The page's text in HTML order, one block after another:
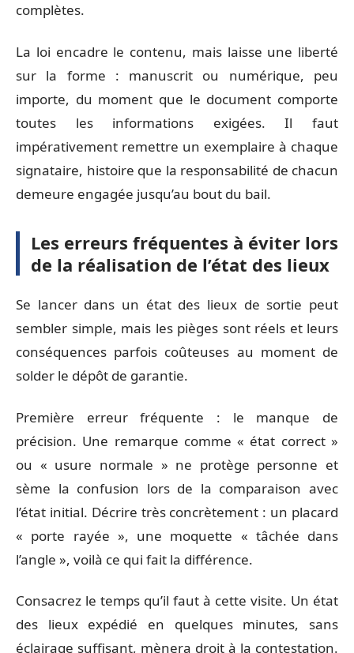
complètes.
La loi encadre le contenu, mais laisse une liberté
sur la forme : manuscrit ou numérique, peu
importe, du moment que le document comporte
toutes les informations exigées. Il faut
impérativement remettre un exemplaire à chaque
signataire, histoire que la responsabilité de chacun
demeure engagée jusqu’au bout du bail.
Les erreurs fréquentes à éviter lors
de la réalisation de l’état des lieux
Se lancer dans un état des lieux de sortie peut
sembler simple, mais les pièges sont réels et leurs
conséquences parfois coûteuses au moment de
solder le dépôt de garantie.
Première erreur fréquente : le manque de
précision. Une remarque comme « état correct »
ou « usure normale » ne protège personne et
sème la confusion lors de la comparaison avec
l’état initial. Décrire très concrètement : un placard
« porte rayée », une moquette « tâchée dans
l’angle », voilà ce qui fait la différence.
Consacrez le temps qu’il faut à cette visite. Un état
des lieux expédié en quelques minutes, sans
éclairage suffisant, mènera droit à la contestation.